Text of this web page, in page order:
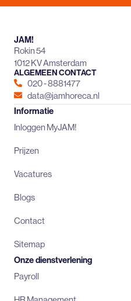
JAM!
Rokin 54
1012 KV Amsterdam
ALGEMEEN CONTACT
020 - 8881477
data@jamhoreca.nl
Informatie
Inloggen MyJAM!
Prijzen
Vacatures
Blogs
Contact
Sitemap
Onze dienstverlening
Payroll